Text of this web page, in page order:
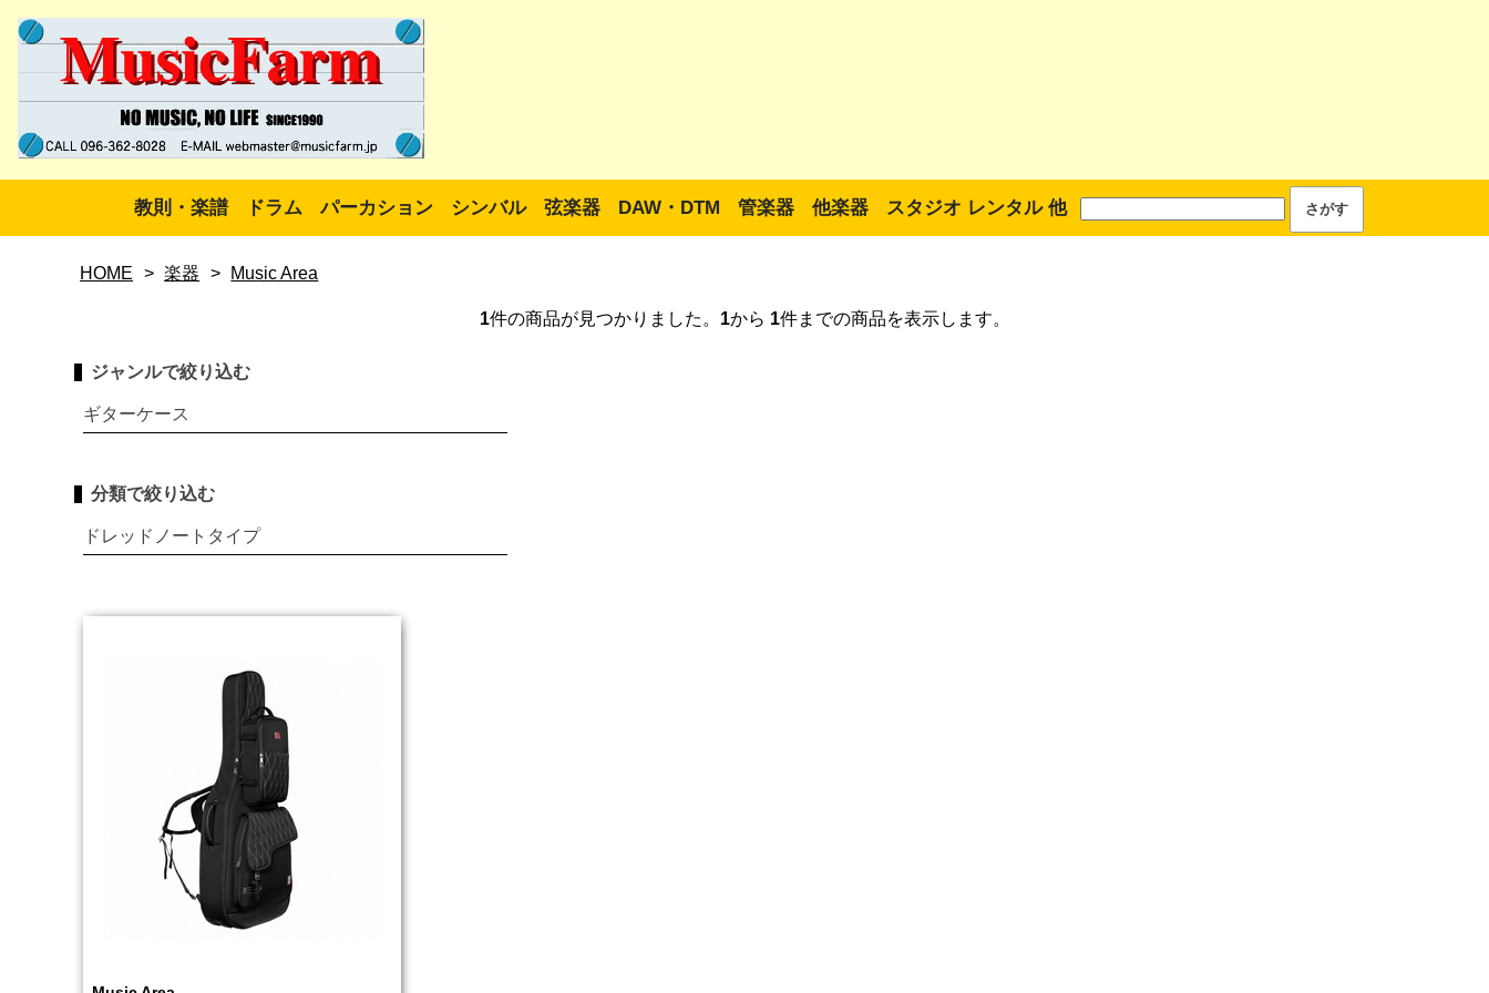
教則・楽譜 ドラム パーカション シンバル 弦楽器 DAW・DTM 管楽器 他楽器 スタジオ レンタル 他
HOME > 楽器 > Music Area
1件の商品が見つかりました。 1から 1件までの商品を表示します。
ジャンルで絞り込む
ギターケース
分類で絞り込む
ドレッドノートタイプ